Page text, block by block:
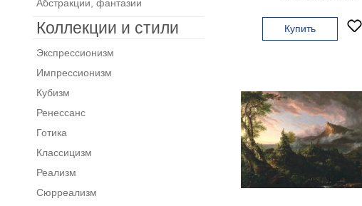
Купить
Абстракции, фантазии
Коллекции и стили
Экспрессионизм
Импрессионизм
Кубизм
Ренессанс
Готика
Классицизм
Реализм
Сюрреализм